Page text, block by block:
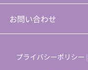
お問い合わせ
プライバシーポリシー